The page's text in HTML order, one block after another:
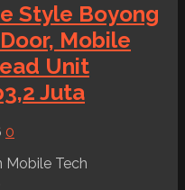
Style Boyong
Mobile
Unit
Juta
0
Mobile Tech